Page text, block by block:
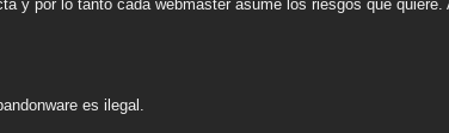
y por lo tanto cada webmaster asume los riesgos que
es ilegal.